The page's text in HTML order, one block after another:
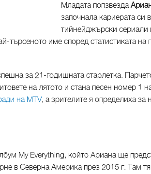
Младата попзвезда
започнала кариерата си в
тийнейджърски сериали
търсеното име според статистиката на
за 21-годишната старлетка.
на лятото и стана песен номер 1
на MTV, а зрителите я определиха за
My Everything, който Ариана ще
в Северна Америка през 2015 г. Там